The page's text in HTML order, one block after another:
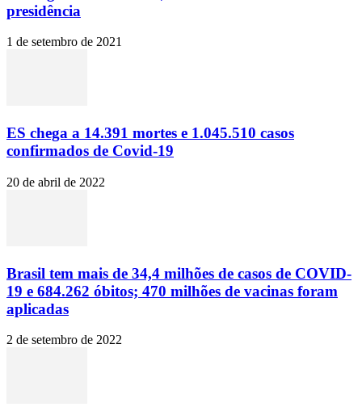
presidência
1 de setembro de 2021
ES chega a 14.391 mortes e 1.045.510 casos
confirmados de Covid-19
20 de abril de 2022
Brasil tem mais de 34,4 milhões de casos de COVID-
19 e 684.262 óbitos; 470 milhões de vacinas foram
aplicadas
2 de setembro de 2022